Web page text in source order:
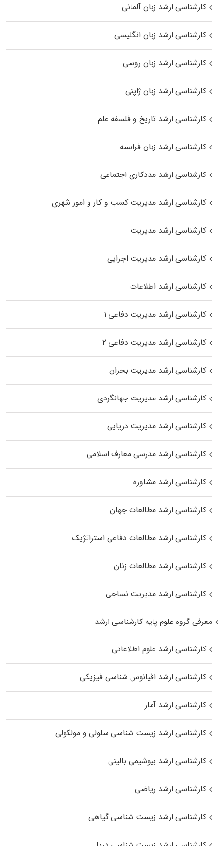
کارشناسی ارشد زبان آلمانی
کارشناسی ارشد زبان انگلیسی
کارشناسی ارشد زبان روسی
کارشناسی ارشد زبان ژاپنی
کارشناسی ارشد تاریخ و فلسفه علم
کارشناسی ارشد زبان فرانسه
کارشناسی ارشد مددکاری اجتماعی
کارشناسی ارشد مدیریت کسب و کار و امور شهری
کارشناسی ارشد مدیریت
کارشناسی ارشد مدیریت اجرایی
کارشناسی ارشد اطلاعات
کارشناسی ارشد مدیریت دفاعی ۱
کارشناسی ارشد مدیریت دفاعی ۲
کارشناسی ارشد مدیریت بحران
کارشناسی ارشد مدیریت جهانگردی
کارشناسی ارشد مدیریت دریایی
کارشناسی ارشد مدرسی معارف اسلامی
کارشناسی ارشد مشاوره
کارشناسی ارشد مطالعات جهان
کارشناسی ارشد مطالعات دفاعی استراتژیک
کارشناسی ارشد مطالعات زنان
کارشناسی ارشد مدیریت نساجی
معرفی گروه علوم پایه کارشناسی ارشد
کارشناسی ارشد علوم اطلاعاتی
کارشناسی ارشد اقیانوس‌ شناسی فیزیکی
کارشناسی ارشد آمار
کارشناسی ارشد زیست شناسی سلولی و مولکولی
کارشناسی ارشد بیوشیمی بالینی
کارشناسی ارشد ریاضی
کارشناسی ارشد زیست‌ شناسی گیاهی